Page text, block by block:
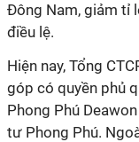
Đông Nam, giảm tỉ
điều lệ.
Hiện nay, Tổng
góp có quyền phủ
Phong Phú
tư Phong Phú.